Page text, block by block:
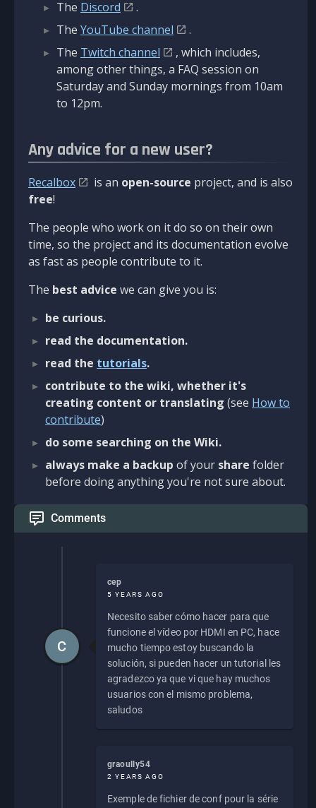
The Discord
.
The YouTube channel
.
The Twitch channel
, which includes,
among other things, a FAQ session on
Saturday and Sunday mornings from 10am
to 12pm.
Any advice for a new user?
Recalbox is an open-source project, and is also
free!
The people who work on it do so on their own
time, so the project and its documentation evolve
as fast as people contribute to it.
The best advice we can give you is:
be curious.
read the documentation.
read the tutorials.
contribute to the wiki, whether it's
creating content or translating (see How to
contribute)
do some searching on the Wiki.
always make a backup of your share folder
before doing anything you're not sure about.
Comments
cep
5 YEARS AGO
Necesito saber cómo hacer para que
funcione el vídeo por HDMI en PC, hace
mucho tiempo estoy buscando la
solución, si pueden hacer un tutorial les
agradezco ya que vi que hay muchos
usuarios con el mismo problema,
saludos
C
graoully54
2 YEARS AGO
Exemple de fichier de conf pour la série